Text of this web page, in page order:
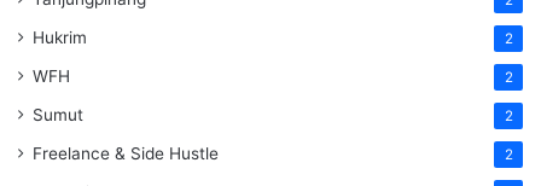
Hukrim 2
WFH 2
Sumut 2
Freelance & Side Hustle 2